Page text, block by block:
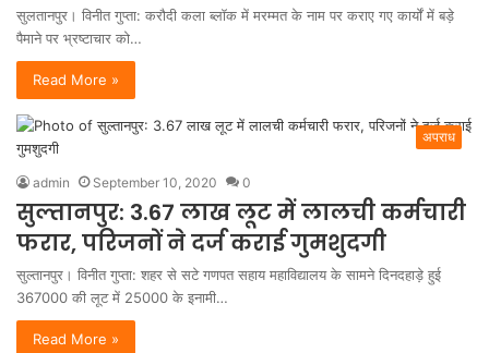
सुलतानपुर। विनीत गुप्ता: करौदी कला ब्लॉक में मरम्मत के नाम पर कराए गए कार्यों में बड़े
पैमाने पर भ्रष्टाचार को…
Read More »
अपराध
admin September 10, 2020 0
सुल्तानपुर: 3.67 लाख लूट में लालची कर्मचारी
फरार, परिजनों ने दर्ज कराई गुमशुदगी
सुल्तानपुर। विनीत गुप्ता: शहर से सटे गणपत सहाय महाविद्यालय के सामने दिनदहाड़े हुई
367000 की लूट में 25000 के इनामी…
Read More »